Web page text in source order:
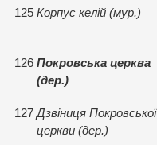
125 Корпус келiй (мур.)
126 Покровська церква
(дер.)
127 Дзвiниця Покровської
церкви (дер.)